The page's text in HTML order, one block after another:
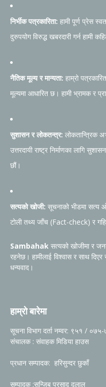
निर्भीक पत्रकारिता: हामी पूर्ण प्रेस
दुरुपयोग विरुद्ध खबरदारी गर्न हामी
नैतिक मूल्य र मान्यता: हाम्रो
मूल्यमा आधारित छ। हामी भ्रामक र
सुशासन र लोकतन्त्र: लोकतान्त्रिक
उत्तरदायी राष्ट्र निर्माणका लागि
छौं।
सत्यको खोजी: सूचनाको भीडमा सत्य
टोली तथ्य जाँच (Fact-check) र
Sambahak सत्यको खोजीमा र
रहनेछ। हामीलाई विश्वास र साथ
धन्यवाद।
हाम्रो बारेमा
सूचना विभाग दर्ता नम्वर: ९५१ /
संचालक : संवाहक मिडिया हाउस
प्रधान सम्पादक: हरिसुन्दर छुकाँ
सम्पादक :सन्जिब प्रसाद दुलाल